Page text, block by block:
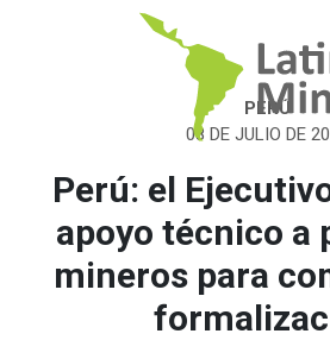
PERÚ
08 DE JULIO DE
Perú: el
apoyo técnico a
mineros para